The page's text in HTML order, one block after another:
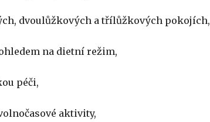
dvoulůžkových a třílůžkových pokojích,
na dietní režim,
péči,
aktivity,